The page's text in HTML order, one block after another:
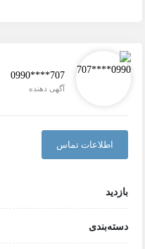
0990****707
آگهی دهنده
اطلاعات تماس
بازدید
دسته‌بندی